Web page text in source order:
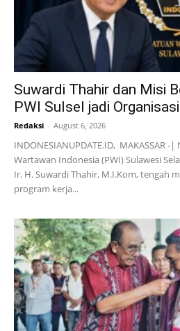
Suwardi Thahir dan Misi
PWI Sulsel jadi
Redaksi - August 6, 2026
INDONESIANUPDATE.ID, MAKASSAR
Wartawan Indonesia (PWI) Sulawesi
Ir. H. Suwardi Thahir, M.I.Kom, tengah
program kerja...